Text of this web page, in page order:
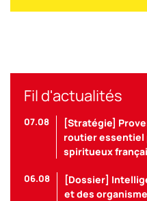
Fil d'actualités
07.08
[Stratégie]
routier essentiel
spiritueux
06.08
[Dossier]
et des